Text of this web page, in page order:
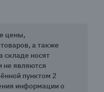
цены,
а также
складе носят
не являются
пунктом 2
информации о